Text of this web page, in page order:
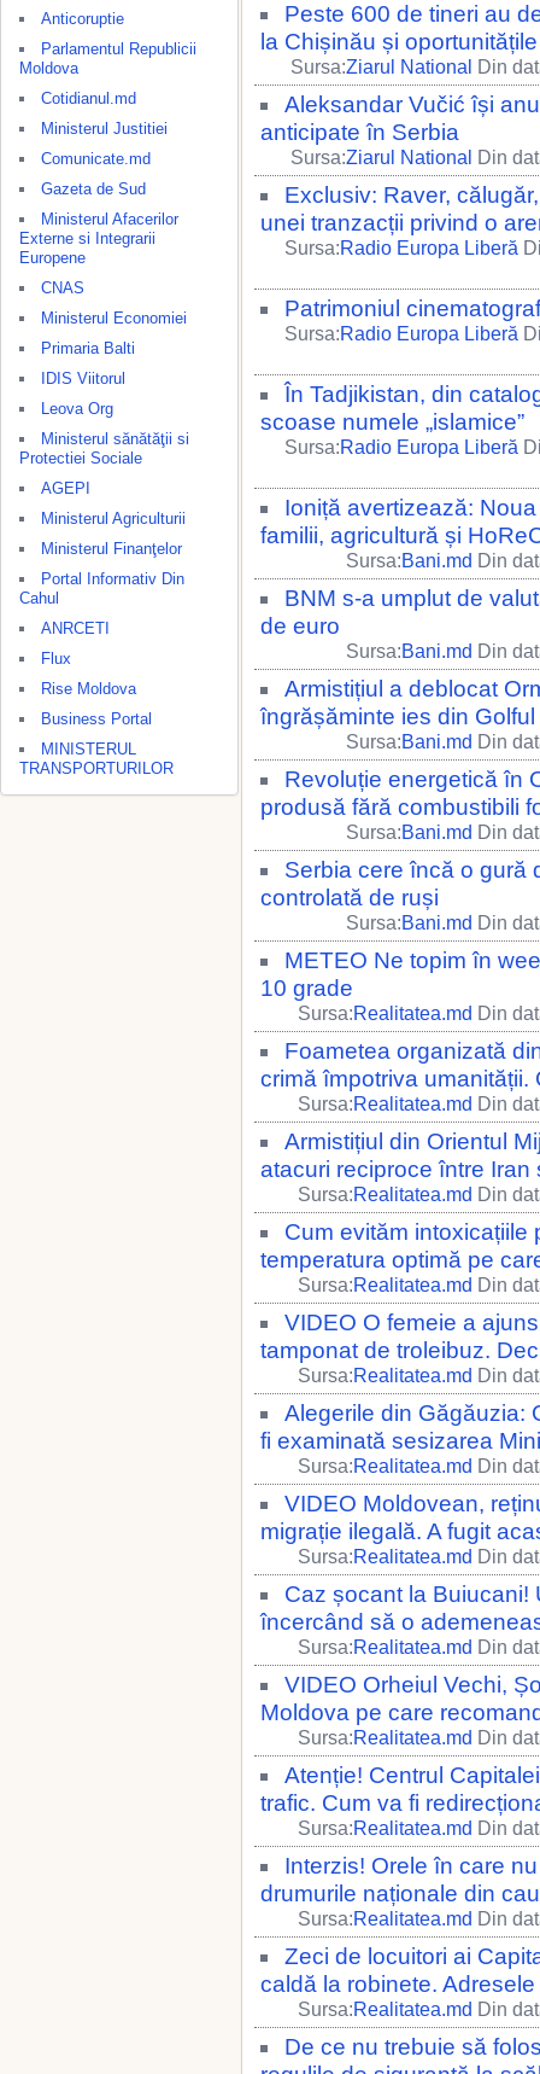
Anticoruptie
Parlamentul Republicii
Moldova
Cotidianul.md
Ministerul Justitiei
Comunicate.md
Gazeta de Sud
Ministerul Afacerilor
Externe si Integrarii
Europene
CNAS
Ministerul Economiei
Primaria Balti
IDIS Viitorul
Leova Org
Ministerul sănătăţii si
Protectiei Sociale
AGEPI
Ministerul Agriculturii
Ministerul Finanţelor
Portal Informativ Din
Cahul
ANRCETI
Flux
Rise Moldova
Business Portal
MINISTERUL
TRANSPORTURILOR
Peste 600 de tineri au
la Chișinău și
Sursa:Ziarul National Din
Aleksandar Vučić își
anticipate în Serbia
Sursa:Ziarul National Din
Exclusiv: Raver,
unei tranzacții privind o
Sursa:Radio Europa Liberă
Patrimoniul
Sursa:Radio Europa Liberă
În Tadjikistan, din
scoase numele „islamice”
Sursa:Radio Europa Liberă
Ioniță avertizează:
familii, agricultură și
Sursa:Bani.md Din
BNM s-a umplut de
de euro
Sursa:Bani.md Din
Armistițiul a deblocat
îngrășăminte ies din
Sursa:Bani.md Din
Revoluție energetică în
produsă fără combustibili
Sursa:Bani.md Din
Serbia cere încă o gură
controlată de ruși
Sursa:Bani.md Din
METEO Ne topim în
10 grade
Sursa:Realitatea.md Din
Foametea organizată
crimă împotriva
Sursa:Realitatea.md Din
Armistițiul din Orientul
atacuri reciproce între Iran
Sursa:Realitatea.md Din
Cum evităm intoxicațiile
temperatura optimă pe
Sursa:Realitatea.md Din
VIDEO O femeie a
tamponat de troleibuz.
Sursa:Realitatea.md Din
Alegerile din Găgăuzia:
fi examinată sesizarea
Sursa:Realitatea.md Din
VIDEO Moldovean,
migrație ilegală. A fugit
Sursa:Realitatea.md Din
Caz șocant la Buiucani!
încercând să o
Sursa:Realitatea.md Din
VIDEO Orheiul Vechi,
Moldova pe care
Sursa:Realitatea.md Din
Atenție! Centrul
trafic. Cum va fi
Sursa:Realitatea.md Din
Interzis! Orele în care
drumurile naționale din
Sursa:Realitatea.md Din
Zeci de locuitori ai
caldă la robinete.
Sursa:Realitatea.md Din
De ce nu trebuie să